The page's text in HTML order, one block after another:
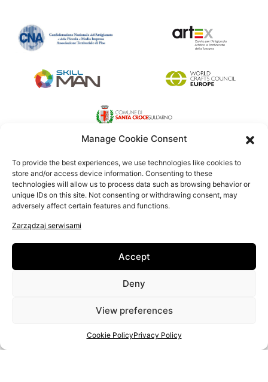
Manage Cookie Consent
To provide the best experiences, we use technologies like cookies to
store and/or access device information. Consenting to these
technologies will allow us to process data such as browsing behavior or
unique IDs on this site. Not consenting or withdrawing consent, may
adversely affect certain features and functions.
Zarządzaj serwisami
Accept
Deny
View preferences
Cookie PolicyPrivacy Policy
New Educational Approaches for IT and Entrepreneurial Literacy
of Senior Artisans
Home